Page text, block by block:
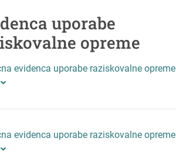
uporabe
opreme
evidenca uporabe raziskovalne opreme
evidenca uporabe raziskovalne opreme